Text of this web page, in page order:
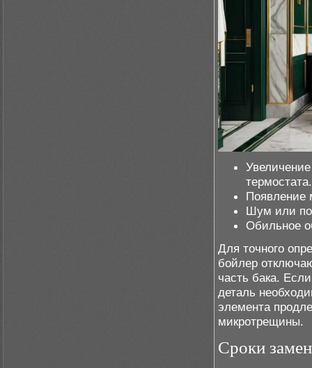
термостата.
Появление
Шум или
Обильное
Для точного
бойлер
часть бака.
деталь
элемента
микротрещины.
Сроки